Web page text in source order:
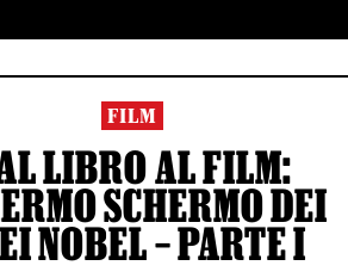
FILM
LIBRO AL FILM:
SCHERMO DEI
NOBEL – PARTE I